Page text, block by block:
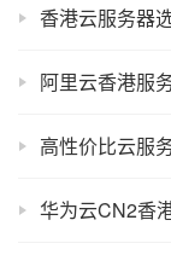
高性价比云服